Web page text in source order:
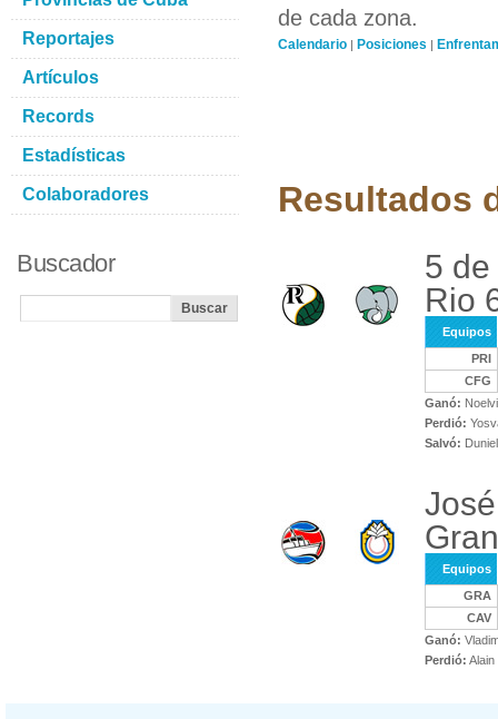
de cada zona.
Calendario | Posiciones |
Resultados
5
Rio
Equipos
PRI
CFG
Ganó:
Perdió:
Salvó:
Equipos
GRA
CAV
Ganó:
Perdió: Alain
Reportajes
Artículos
Records
Estadísticas
Colaboradores
Buscador